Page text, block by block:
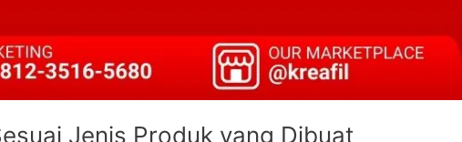
Jenis Produk yang Dibuat